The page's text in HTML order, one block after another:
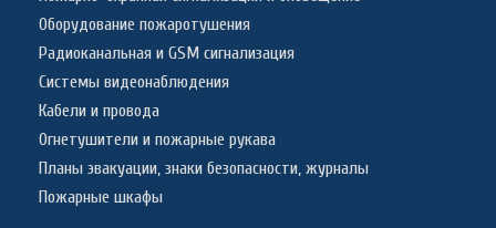
Оборудование пожаротушения
Радиоканальная и GSM сигнализация
Системы видеонаблюдения
Кабели и провода
Огнетушители и пожарные рукава
Планы эвакуации, знаки безопасности, журналы
Пожарные шкафы